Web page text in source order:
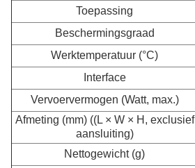
Toepassing
Beschermingsgraad
Werktemperatuur (°C)
Interface
Vervoervermogen (Watt, max.)
Afmeting (mm) ((L × W × H, exclusief
aansluiting)
Nettogewicht (g)